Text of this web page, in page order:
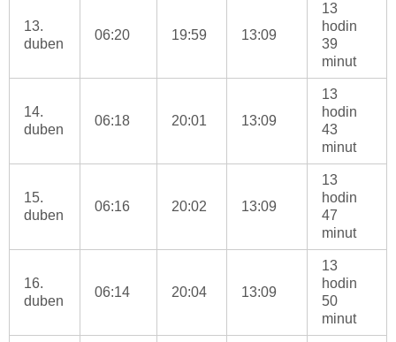
13.
duben
06:20 19:59 13:09
13
hodin
39
minut
14.
duben
06:18 20:01 13:09
13
hodin
43
minut
15.
duben
06:16 20:02 13:09
13
hodin
47
minut
16.
duben
06:14 20:04 13:09
13
hodin
50
minut